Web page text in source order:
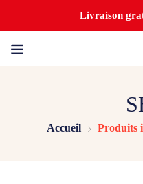
Livraison
Accueil Produits